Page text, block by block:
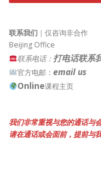
联系我们 ｜仅咨询非合作
Beijing Office
联系电话： 打电话联系
官方电邮： email us
Online课程主页
我们非常重视与您的通话与会
请在通话或会面前，提前与